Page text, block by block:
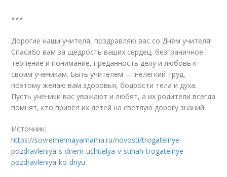
***
Дорогие наши учителя, поздравляю вас со Днём учителя!
Спасибо вам за щедрость ваших сердец, безграничное
терпение и понимание, преданность делу и любовь к
своим ученикам. Быть учителем — нелёгкий труд,
поэтому желаю вам здоровья, бодрости тела и духа.
Пусть ученики вас уважают и любят, а их родители всегда
помнят, кто привёл их детей на светлую дорогу знаний.
Источник:
https://sovremennayamama.ru/novosti/trogatelnye-
pozdravleniya-s-dnem-uchitelya-v-stihah-trogatelnye-
pozdravleniya-ko-dnyu